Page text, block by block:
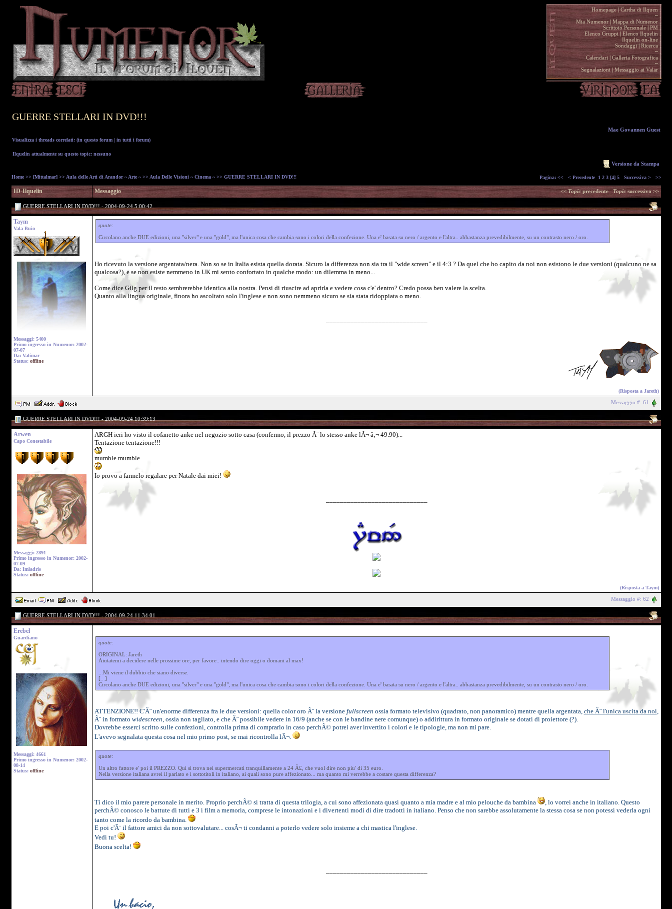
Homepage| Cartha di Ilquen .
~.
Mia Numenor | Mappa di Numenor .
Scrittoio Personale| PM .
Elenco Gruppi | Elenco Ilquelin .
Ilquelin on-line .
Sondaggi | Ricerca .
~.
Calendari | Galleria Fotografica .
~.
Segnalazioni| Messaggio ai Valar .
GUERRE STELLARI IN DVD!!!
Visualizza i threads correlati: (in questo forum| in tutti i forum)
Mae Govannen Guest
Ilquelin attualmente su questo topic: nessuno
Versione da Stampa
Home>> [Mittalmar]>> Aula delle Arti di Arandor ~ Arte ~>> Aula Delle Visioni ~ Cinema ~>> GUERRE STELLARI IN DVD!!! Pagina: << < Precedente 1 2 3 [4] 5 Successiva > >>
ID-Ilquelin Messaggio << Topicprecedente Topicsuccessivo >>
GUERRE STELLARI IN DVD!!! - 2004-09-24 5:00:42
Taym
Vala Buio
Messaggi: 5400
Primo ingresso in Numenor: 2002-
07-07
Da: Valimar
Status: offline
quote:
Circolano anche DUE edizioni, una "silver" e una "gold", ma l'unica cosa che cambia sono i colori della confezione. Una e' basata su nero / argento e l'altra.. abbastanza prevedibilmente, su un contrasto nero / oro.
Ho ricevuto la versione argentata/nera. Non so se in Italia esista quella dorata. Sicuro la differenza non sia tra il "wide screen" e il 4:3 ? Da quel che ho capito da noi non esistono le due versioni (qualcuno ne sa
qualcosa?), e se non esiste nemmeno in UK mi sento confortato in qualche modo: un dilemma in meno...
Come dice Gilg per il resto sembrerebbe identica alla nostra. Pensi di riuscire ad aprirla e vedere cosa c'e' dentro? Credo possa ben valere la scelta.
Quanto alla lingua originale, finora ho ascoltato solo l'inglese e non sono nemmeno sicuro se sia stata ridoppiata o meno.
(Risposta a Jareth)
Messaggio #: 61
GUERRE STELLARI IN DVD!!! - 2004-09-24 10:39:13
Arwen
Capo Conestabile
Messaggi: 2891
Primo ingresso in Numenor: 2002-
07-09
Da: Imladris
Status: offline
ARGH ieri ho visto il cofanetto anke nel negozio sotto casa (confermo, il prezzo Ã¨ lo stesso anke lÃ¬ â‚¬ 49.90)...
Tentazione tentazione!!!
mumble mumble
Io provo a farmelo regalare per Natale dai miei!
(Risposta a Taym)
Messaggio #: 62
GUERRE STELLARI IN DVD!!! - 2004-09-24 11:34:01
Erebel
Guardiano
Messaggi: 4661
Primo ingresso in Numenor: 2002-
08-14
Status: offline
quote:
ORIGINAL: Jareth
Aiutatemi a decidere nelle prossime ore, per favore.. intendo dire oggi o domani al max!
...Mi viene il dubbio che siano diverse.
[...]
Circolano anche DUE edizioni, una "silver" e una "gold", ma l'unica cosa che cambia sono i colori della confezione. Una e' basata su nero / argento e l'altra.. abbastanza prevedibilmente, su un contrasto nero / oro.
ATTENZIONE!! C'Ã¨ un'enorme differenza fra le due versioni: quella color oro Ã¨ la versione fullscreen ossia formato televisivo (quadrato, non panoramico) mentre quella argentata, che Ã¨ l'unica uscita da noi,
Ã¨ in formato widescreen, ossia non tagliato, e che Ã¨ possibile vedere in 16/9 (anche se con le bandine nere comunque) o addirittura in formato originale se dotati di proiettore (?).
Dovrebbe esserci scritto sulle confezioni, controlla prima di comprarlo in caso perchÃ© potrei aver invertito i colori e le tipologie, ma non mi pare.
L'avevo segnalata questa cosa nel mio primo post, se mai ricontrolla lÃ¬.
quote:
Un altro fattore e' poi il PREZZO. Qui si trova nei supermercati tranquillamente a 24 Â£, che vuol dire non piu' di 35 euro.
Nella versione italiana avrei il parlato e i sottotitoli in italiano, ai quali sono pure affezionato... ma quanto mi verrebbe a costare questa differenza?
Ti dico il mio parere personale in merito. Proprio perchÃ© si tratta di questa trilogia, a cui sono affezionata quasi quanto a mia madre e al mio pelouche da bambina
, lo vorrei anche in italiano. Questo
perchÃ© conosco le battute di tutti e 3 i film a memoria, comprese le intonazioni e i divertenti modi di dire tradotti in italiano. Penso che non sarebbe assolutamente la stessa cosa se non potessi vederla ogni
tanto come la ricordo da bambina.
E poi c'Ã¨ il fattore amici da non sottovalutare... cosÃ¬ ti condanni a poterlo vedere solo insieme a chi mastica l'inglese.
Vedi tu!
Buona scelta!